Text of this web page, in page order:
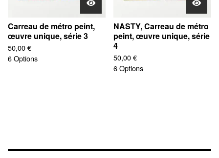
Carreau de métro peint,
œuvre unique, série 3
50,00€
6 Options
NASTY, Carreau de métro
peint, œuvre unique, série
4
50,00€
6 Options